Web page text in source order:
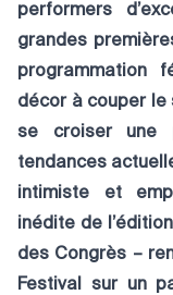
performers
grandes
programmation
décor à couper le
se croiser une
tendances
intimiste et
inédite de
des Congrès –
Festival sur un